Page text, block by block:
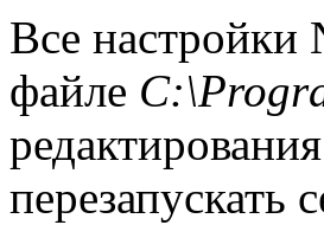
Все настройки
файле
перезапускать